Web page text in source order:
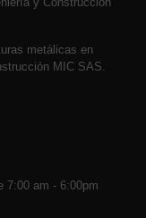
7:00 am - 6:00pm